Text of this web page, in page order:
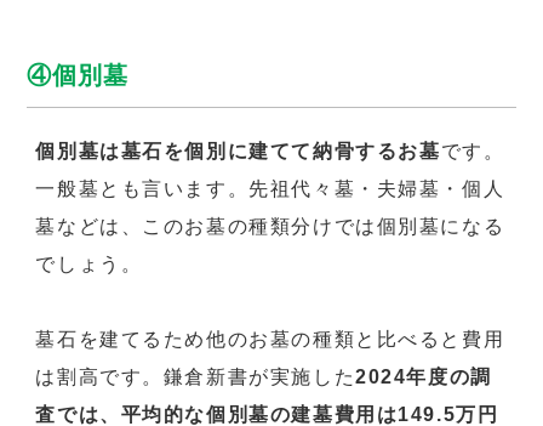
④個別墓
個別墓は墓石を個別に建てて納骨するお墓です。
一般墓とも言います。先祖代々墓・夫婦墓・個人
墓などは、このお墓の種類分けでは個別墓になる
でしょう。
墓石を建てるため他のお墓の種類と比べると費用
は割高です。鎌倉新書が実施した2024年度の調
査では、平均的な個別墓の建墓費用は149.5万円